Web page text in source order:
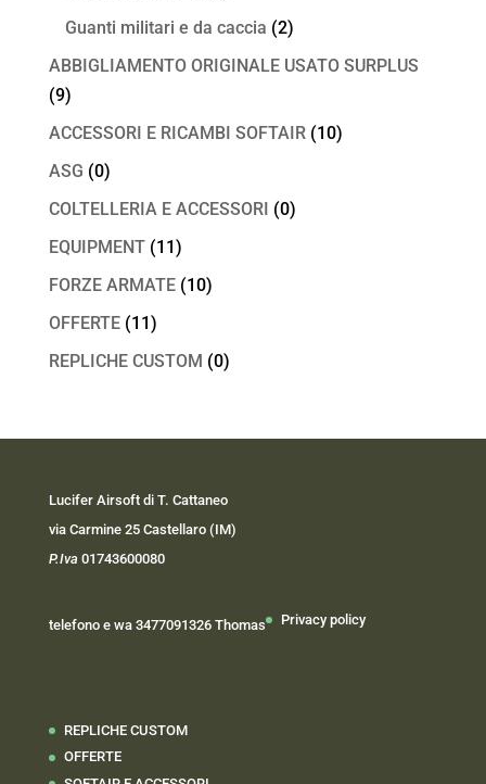
Guanti militari e da caccia (2)
ABBIGLIAMENTO ORIGINALE USATO SURPLUS
(9)
ACCESSORI E RICAMBI SOFTAIR (10)
ASG (0)
COLTELLERIA E ACCESSORI (0)
EQUIPMENT (11)
FORZE ARMATE (10)
OFFERTE (11)
REPLICHE CUSTOM (0)
Lucifer Airsoft di T. Cattaneo
via Carmine 25 Castellaro (IM)
P.Iva 01743600080
telefono e wa 3477091326 Thomas Privacy policy
REPLICHE CUSTOM
OFFERTE